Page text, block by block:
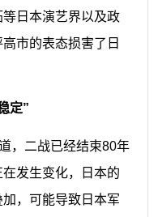
日本演艺界以及政
市的表态损害了日
定”
，二战已经结束80年
发生变化，日本的
，可能导致日本军